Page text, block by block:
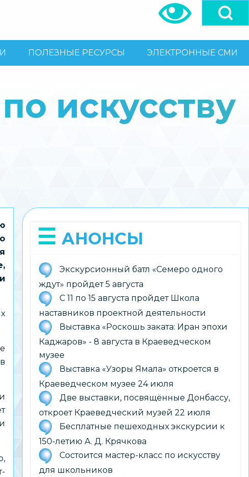
ПОЛЕЗНЫЕ РЕСУРСЫ ЭЛЕКТРОННЫЕ СМИ
искусству
АНОНСЫ
Экскурсионный батл «Семеро одного
ждут» пройдет 5 августа
С 11 по 15 августа пройдет Школа
наставников проектной деятельности
Выставка «Роскошь заката: Иран эпохи
Каджаров» - 8 августа в Краеведческом
музее
Выставка «Узоры Ямала» откроется в
Краеведческом музее 24 июля
Две выставки, посвящённые Донбассу,
откроет Краеведческий музей 22 июля
Бесплатные пешеходных экскурсии к
150-летию А. Д. Крячкова
Состоится мастер-класс по искусству
для школьников